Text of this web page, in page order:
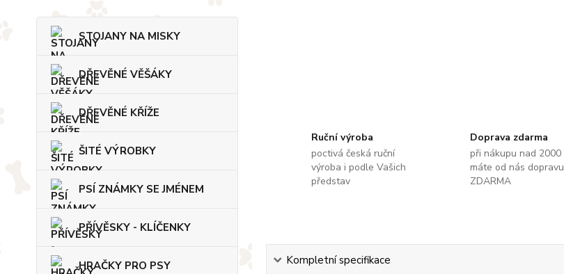
STOJANY NA MISKY
DŘEVĚNÉ VĚŠÁKY
DŘEVĚNÉ KŘÍŽE
ŠITÉ VÝROBKY
PSÍ ZNÁMKY SE JMÉNEM
PŘÍVĚSKY - KLÍČENKY
HRAČKY PRO PSY
Ruční výroba
poctivá česká ruční
výroba i podle Vašich
představ
Doprava zdarma
při nákupu nad 2000
máte od nás dopravu
ZDARMA
Kompletní specifikace